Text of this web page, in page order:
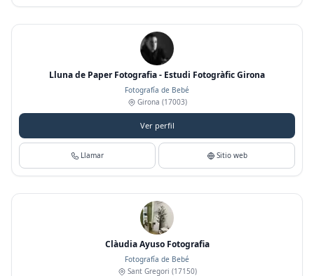
Lluna de Paper Fotografia - Estudi Fotogràfic Girona
Fotografía de Bebé
Girona (17003)
Ver perfil
Llamar Sitio web
Clàudia Ayuso Fotografia
Fotografía de Bebé
Sant Gregori (17150)